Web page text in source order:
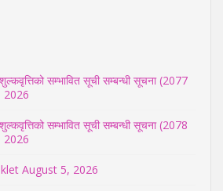
सम्भावित सूची सम्बन्धी सूचना (2077
2026
सम्भावित सूची सम्बन्धी सूचना (2078
2026
August 5, 2026